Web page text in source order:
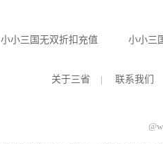
小小三国无双折扣充值 小小三
关于三省 | 联系我们